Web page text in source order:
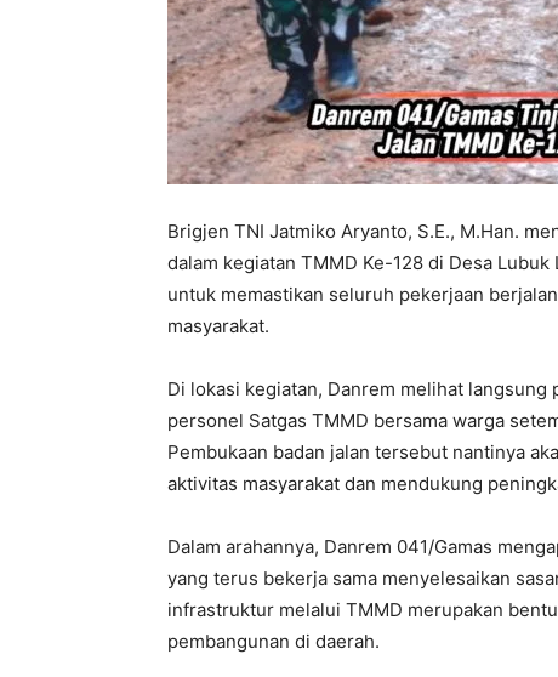
Brigjen TNI Jatmiko Aryanto, S.E., M.Han.
dalam kegiatan TMMD Ke-128 di Desa
untuk memastikan seluruh pekerjaan
masyarakat.
Di lokasi kegiatan, Danrem melihat
personel Satgas TMMD bersama warga
Pembukaan badan jalan tersebut nantinya
aktivitas masyarakat dan mendukung
Dalam arahannya, Danrem 041/Gamas
yang terus bekerja sama menyelesaikan
infrastruktur melalui TMMD merupakan
pembangunan di daerah.